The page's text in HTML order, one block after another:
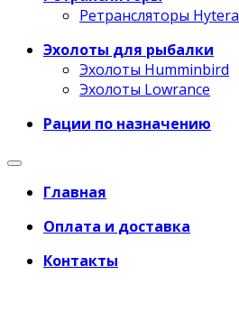
Ретрансляторы Hytera
Эхолоты для рыбалки
Эхолоты Humminbird
Эхолоты Lowrance
Рации по назначению
Главная
Оплата и доставка
Контакты